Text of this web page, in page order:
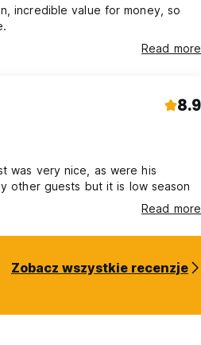
incredible value for money, so
Read more
8.9
was very nice, as were his
other guests but it is low season
Read more
Zobacz wszystkie recenzje